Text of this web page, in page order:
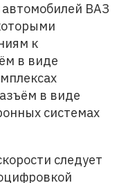
автомобилей ВАЗ
к
в виде
в виде
системах
следует